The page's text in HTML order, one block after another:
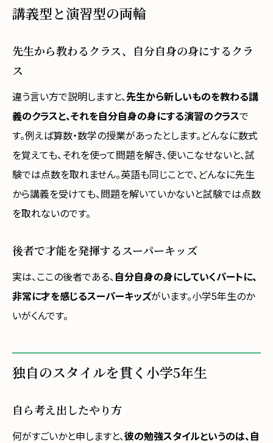
講義型と演習型の両輪
先生から教わるクラス、自分自身の身にするクラ
ス
違う言い方で説明しますと、先生から新しいものを教わる講
義のクラスと、それを自分自身の身にする演習のクラスで
す。例えば算数・数学の授業があったとします。どんなに数式
を覚えても、それを使って問題を解き、使いこなせないと、試
験では点数を取れません。英語も同じことで、どんなに先生
から講義を受けても、問題を解いていかないと試験では点数
を取れないのです。
後者で才能を発揮するスーパーキッズ
実は、ここの後者である、 自分自身の身にしていくパートに、
非常に才を感じるスーパーキッズがいます。小学5年生のか
いがくんです。
独自のスタイルを貫く小学5年生
自ら考え出したやり方
何がすごいかと申しますと、彼の勉強スタイルというのは、自